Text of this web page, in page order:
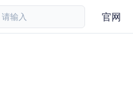
请输入 官网